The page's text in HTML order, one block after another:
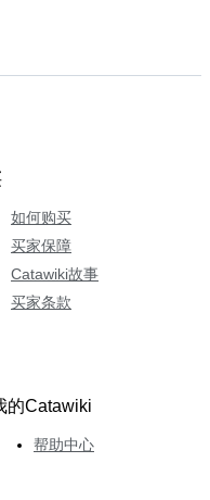
如何购买
买家保障
Catawiki故事
买家条款
的Catawiki
帮助中心